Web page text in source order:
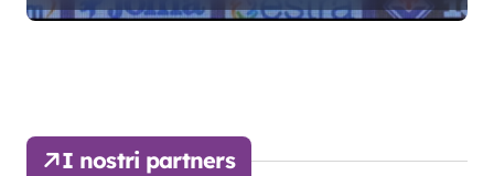
I nostri partners